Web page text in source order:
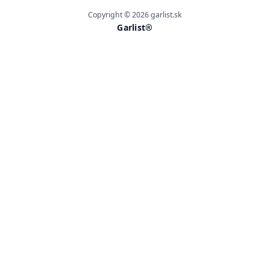
Copyright © 2026 garlist.sk